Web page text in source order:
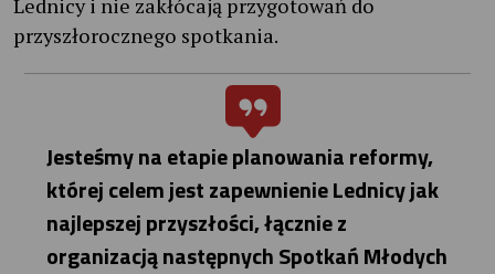
przyszłorocznego spotkania.
Jesteśmy na etapie planowania reformy,
której celem jest zapewnienie Lednicy jak
najlepszej przyszłości, łącznie z
organizacją następnych Spotkań Młodych